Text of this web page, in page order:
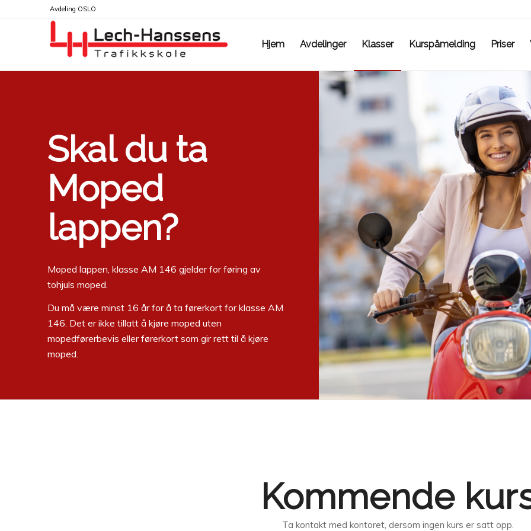
Avdeling OSLO
Hjem Avdelinger Klasser Kurspåmelding Priser
Skal du ta
Moped
lappen?
Moped lappen, klasse AM 146 gjelder for føring av
tohjuls moped.
Du må være minst 16 år for å ta førerkort for klasse AM
146. Det er ikke tillatt å kjøre moped uten
mopedførerbevis eller førerkort som gir rett til å kjøre
moped.
Kommende
Ta kontakt med kontoret, dersom ingen kurs er satt opp.